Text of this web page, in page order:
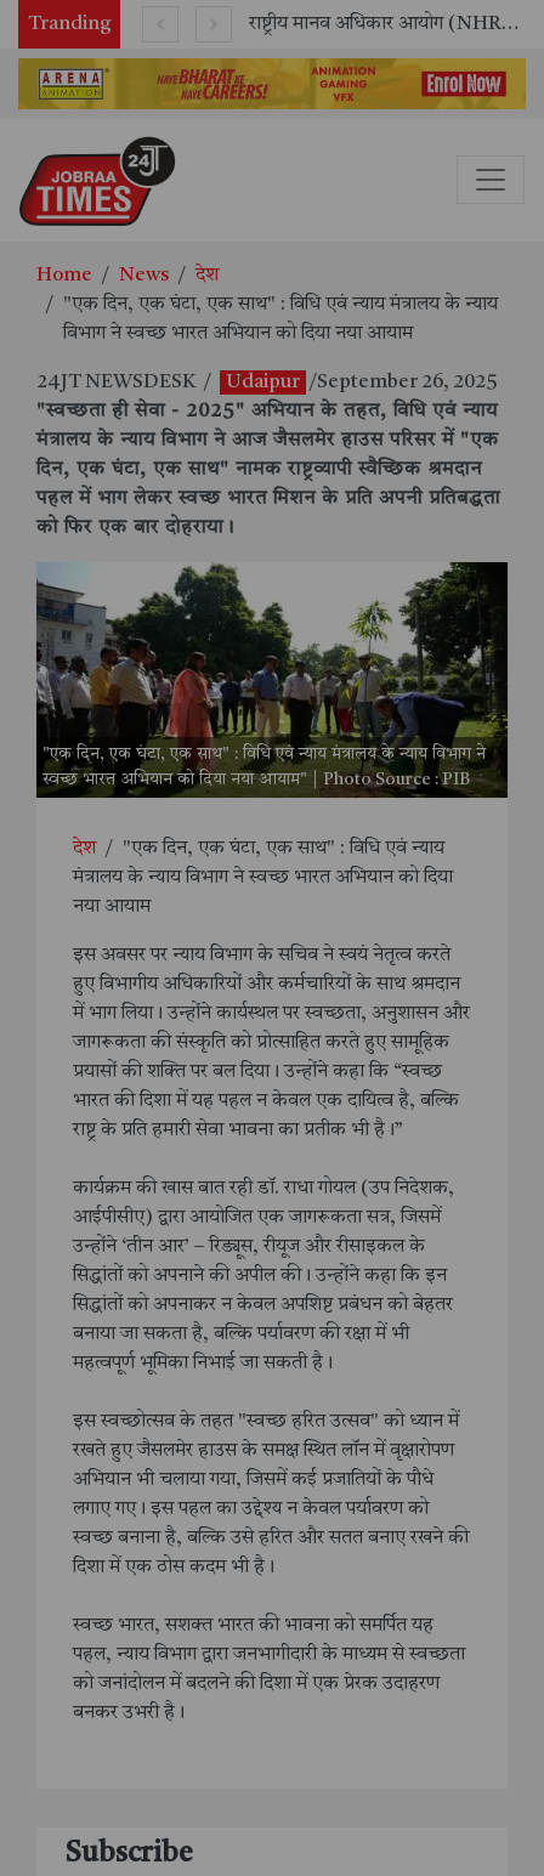
Tranding
सितंबर में मॉयल ने रचा नया कीर्तिमान, अब तक का सर्वश्रेष्ठ उत्पादन दर्ज: दूसरी तिमाही में 10.3% की शानदार उत्पादन वृद्धि राष्ट्रीय मानव अधिकार आयोग (NHRC) के ऑनलाइन इंटर्नशिप कार्यक्रम का समापन, 21 राज्यों के छात्रों ने किया सफलतापूर्वक पूर्ण
Home News
देश
"एक दिन, एक घंटा, एक साथ" : विधि एवं न्याय मंत्रालय के न्याय
विभाग ने स्वच्छ भारत अभियान को दिया नया आयाम
24JT NEWSDESK / Udaipur /September 26, 2025
"स्वच्छता ही सेवा - 2025" अभियान के तहत, विधि एवं न्याय
मंत्रालय के न्याय विभाग ने आज जैसलमेर हाउस परिसर में "एक
दिन, एक घंटा, एक साथ" नामक राष्ट्रव्यापी स्वैच्छिक श्रमदान
पहल में भाग लेकर स्वच्छ भारत मिशन के प्रति अपनी प्रतिबद्धता
को फिर एक बार दोहराया।
"एक दिन, एक घंटा, एक साथ" : विधि एवं न्याय मंत्रालय के न्याय विभाग ने
स्वच्छ भारत अभियान को दिया नया आयाम" | Photo Source : PIB
देश /
"एक दिन, एक घंटा, एक साथ" : विधि एवं न्याय
मंत्रालय के न्याय विभाग ने स्वच्छ भारत अभियान को दिया
नया आयाम
इस अवसर पर न्याय विभाग के सचिव ने स्वयं नेतृत्व करते
हुए विभागीय अधिकारियों और कर्मचारियों के साथ श्रमदान
में भाग लिया। उन्होंने कार्यस्थल पर स्वच्छता, अनुशासन और
जागरूकता की संस्कृति को प्रोत्साहित करते हुए सामूहिक
प्रयासों की शक्ति पर बल दिया। उन्होंने कहा कि “स्वच्छ
भारत की दिशा में यह पहल न केवल एक दायित्व है, बल्कि
राष्ट्र के प्रति हमारी सेवा भावना का प्रतीक भी है।”
कार्यक्रम की खास बात रही डॉ. राधा गोयल (उप निदेशक,
आईपीसीए) द्वारा आयोजित एक जागरूकता सत्र, जिसमें
उन्होंने ‘तीन आर’ – रिड्यूस, रीयूज और रीसाइकल के
सिद्धांतों को अपनाने की अपील की। उन्होंने कहा कि इन
सिद्धांतों को अपनाकर न केवल अपशिष्ट प्रबंधन को बेहतर
बनाया जा सकता है, बल्कि पर्यावरण की रक्षा में भी
महत्वपूर्ण भूमिका निभाई जा सकती है।
इस स्वच्छोत्सव के तहत "स्वच्छ हरित उत्सव" को ध्यान में
रखते हुए जैसलमेर हाउस के समक्ष स्थित लॉन में वृक्षारोपण
अभियान भी चलाया गया, जिसमें कई प्रजातियों के पौधे
लगाए गए। इस पहल का उद्देश्य न केवल पर्यावरण को
स्वच्छ बनाना है, बल्कि उसे हरित और सतत बनाए रखने की
दिशा में एक ठोस कदम भी है।
स्वच्छ भारत, सशक्त भारत की भावना को समर्पित यह
पहल, न्याय विभाग द्वारा जनभागीदारी के माध्यम से स्वच्छता
को जनांदोलन में बदलने की दिशा में एक प्रेरक उदाहरण
बनकर उभरी है।
Subscribe